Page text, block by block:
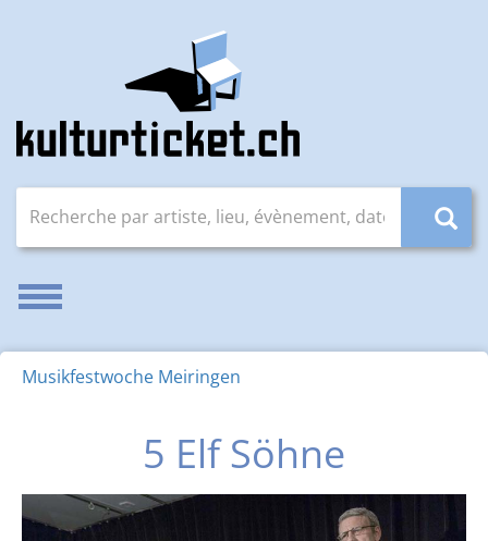
Recherche par artiste, lieu, évènement, date
Activer/désactiver la navigation
Musikfestwoche Meiringen
5 Elf Söhne